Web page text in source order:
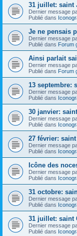
31 juillet: saint
Dernier message
Publié dans
Je ne pensais
Dernier message
Publié dans Forum
Ainsi parlait
Dernier message
Publié dans Forum
13 septembre:
Dernier message
Publié dans
30 janvier:
Dernier message
Publié dans
27 février:
Dernier message
Publié dans
Icône des
Dernier message
Publié dans
31 octobre:
Dernier message
Publié dans
31 juillet: saint
Dernier message
Publié dans